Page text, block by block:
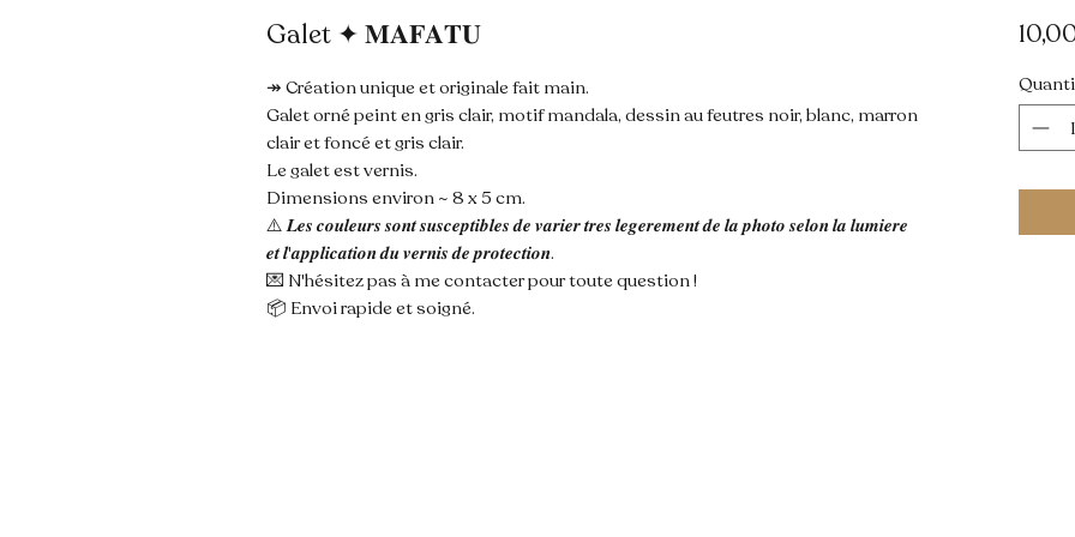
Galet ✦ 𝐌𝐀𝐅𝐀𝐓𝐔
↠ Création unique et originale fait main.
Galet orné peint en gris clair, motif mandala, dessin au feutres noir, blanc, marron
clair et foncé et gris clair.
Le galet est vernis.
Dimensions environ ~ 8 x 5 cm.
⚠️ 𝑳𝒆𝒔 𝒄𝒐𝒖𝒍𝒆𝒖𝒓𝒔 𝒔𝒐𝒏𝒕 𝒔𝒖𝒔𝒄𝒆𝒑𝒕𝒊𝒃𝒍𝒆𝒔 𝒅𝒆 𝒗𝒂𝒓𝒊𝒆𝒓 𝒕𝒓𝒆𝒔 𝒍𝒆𝒈𝒆𝒓𝒆𝒎𝒆𝒏𝒕 𝒅𝒆 𝒍𝒂 𝒑𝒉𝒐𝒕𝒐 𝒔𝒆𝒍𝒐𝒏 𝒍𝒂 𝒍𝒖𝒎𝒊𝒆𝒓𝒆
𝒆𝒕 𝒍'𝒂𝒑𝒑𝒍𝒊𝒄𝒂𝒕𝒊𝒐𝒏 𝒅𝒖 𝒗𝒆𝒓𝒏𝒊𝒔 𝒅𝒆 𝒑𝒓𝒐𝒕𝒆𝒄𝒕𝒊𝒐𝒏.
💌 N'hésitez pas à me contacter pour toute question !
📦 Envoi rapide et soigné.